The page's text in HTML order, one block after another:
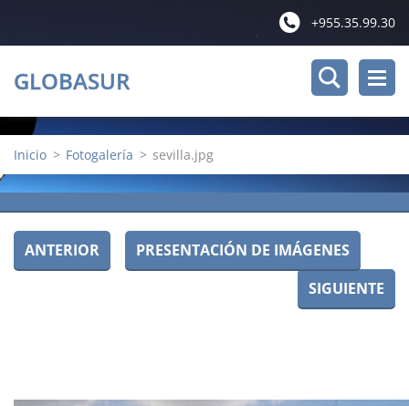
+955.35.99.30
GLOBASUR
Inicio > Fotogalería > sevilla.jpg
ANTERIOR
PRESENTACIÓN DE IMÁGENES
SIGUIENTE